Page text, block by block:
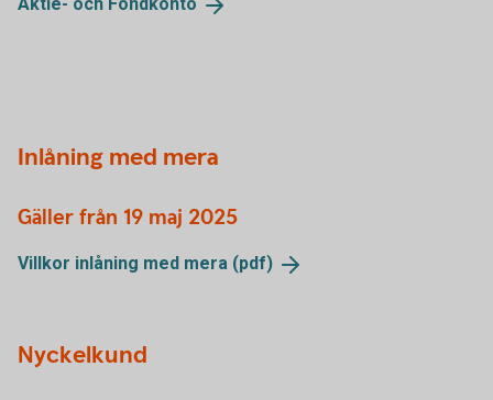
Inlåning med mera
Gäller från 19 maj 2025
Villkor inlåning med mera (pdf)
Nyckelkund